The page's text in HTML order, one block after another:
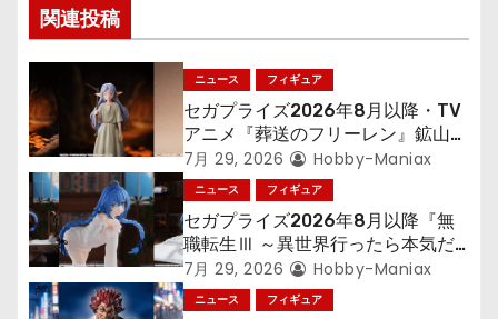
ー
シ
ョ
ン
関連投稿
ニュース フィギュア
セガプライズ2026年8月以降・TV
アニメ『葬送のフリーレン』鉱山で
300年働くことになっっちゃった
「フリーレン」を立体化！
7月 29, 2026 Hobby-Maniax
ニュース フィギュア
セガプライズ2026年8月以降『無
職転生Ⅲ ～異世界行ったら本気だ
す～』から「ロキシー」のフィギュ
アが登場！
7月 29, 2026 Hobby-Maniax
ニュース フィギュア